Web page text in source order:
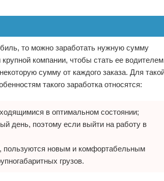
то можно заработать нужную сумму
компании, чтобы стать ее
сумму от каждого заказа. Для
такого заработка относятся:
в оптимальном состоянии;
день, поэтому если выйти на работу в
пользуются новым и комфортабельным
грузов.